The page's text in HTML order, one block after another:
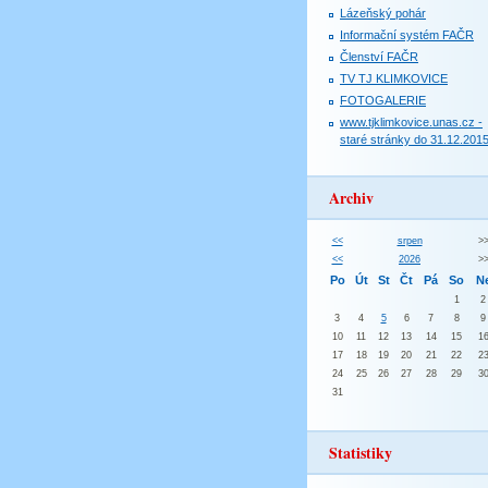
Lázeňský pohár
Informační systém FAČR
Členství FAČR
TV TJ KLIMKOVICE
FOTOGALERIE
www.tjklimkovice.unas.cz -
staré stránky do 31.12.2015
Archiv
<< srpen
>>
<<
2026 >>
Po Út St Čt Pá So
1
2
3
4 5 6 7 8
9
10
11 12 13 14 15
16
17
18 19 20 21 22
23
24
25 26 27 28 29
30
31
Statistiky